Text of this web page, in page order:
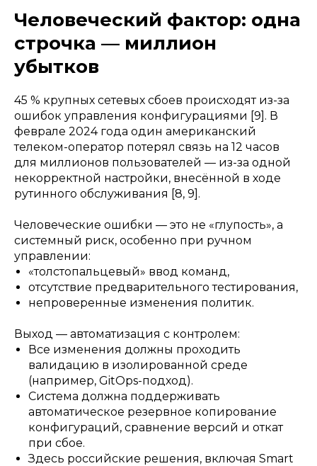
Человеческий фактор: одна
строчка — миллион
убытков
45 % крупных сетевых сбоев происходят из-за
ошибок управления конфигурациями [9]. В
феврале 2024 года один американский
телеком-оператор потерял связь на 12 часов
для миллионов пользователей — из-за одной
некорректной настройки, внесённой в ходе
рутинного обслуживания [8, 9].
Человеческие ошибки — это не «глупость», а
системный риск, особенно при ручном
управлении:
«толстопальцевый» ввод команд,
отсутствие предварительного тестирования,
непроверенные изменения политик.
Выход — автоматизация с контролем:
Все изменения должны проходить
валидацию в изолированной среде
(например, GitOps-подход).
Система должна поддерживать
автоматическое резервное копирование
конфигураций, сравнение версий и откат
при сбое.
Здесь российские решения, включая Smart